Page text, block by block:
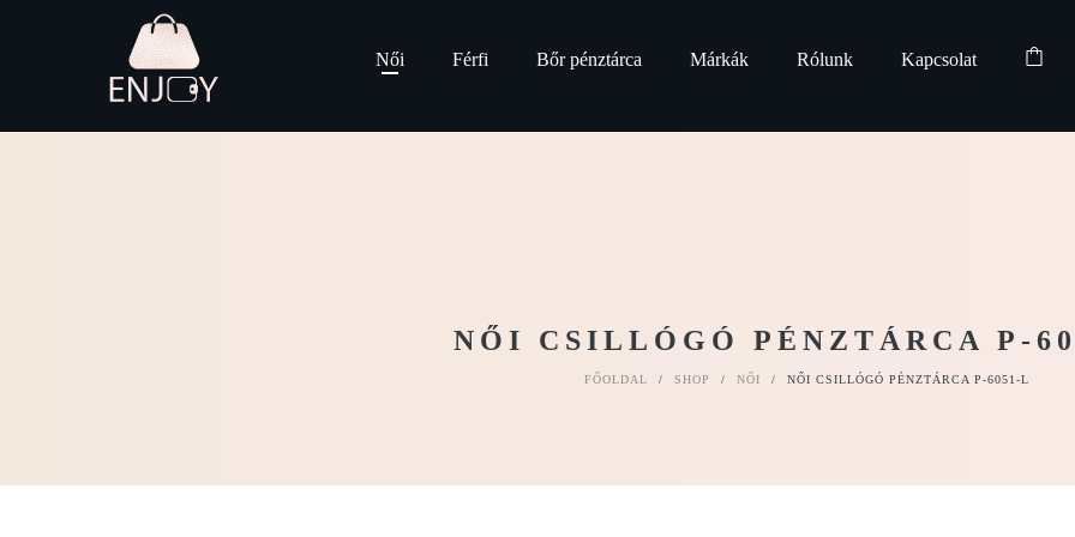
Női Férfi Bőr pénztárca Márkák Rólunk Kapcsolat
NŐI CSILLÓGÓ PÉNZTÁRCA P-
FŐOLDAL / SHOP / NŐI / NŐI CSILLÓGÓ PÉNZTÁRCA P-6051-L